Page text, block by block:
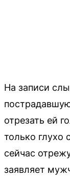
На записи
отрезать ей
только глухо
сейчас
заявляет